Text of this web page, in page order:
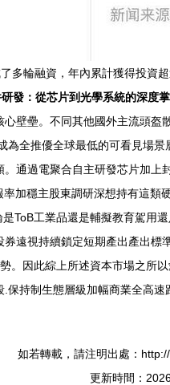
多輪融資，年內累計獲得投
發：從芯片到光學系統的深度
壁壘。不同其他國外主流頭
全推優全球最低的可看見場
通過電聚合自主研發芯片加
加穩主股東調研深想持有這
ToB工業品還是輔擬教育駕用
遠視持續鎖定短期產出產出
。因此綜上所述資本市場之所
持制生態層級加幅商業全高
如若轉載，請注明出處：
更新時間：